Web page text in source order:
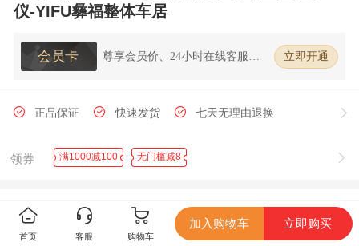
仪-YIFU彝福整体车居
会员卡
尊享会员价、24小时在线客服、7
立即开通
正品保证 快速发货 七天无理由退换
领券 满1000减100 无门槛减8
产品详情 产品参数 产品评论
首页 客服 购物车
加入购物车 立即购买